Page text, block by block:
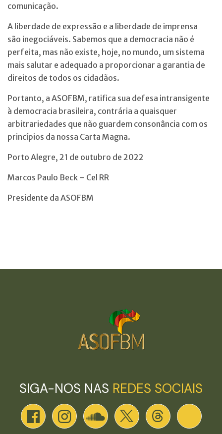
comunicação.
A liberdade de expressão e a liberdade de imprensa
são inegociáveis. Sabemos que a democracia não é
perfeita, mas não existe, hoje, no mundo, um sistema
mais salutar e adequado a proporcionar a garantia de
direitos de todos os cidadãos.
Portanto, a ASOFBM, ratifica sua defesa intransigente
à democracia brasileira, contrária a quaisquer
arbitrariedades que não guardem consonância com os
princípios da nossa Carta Magna.
Porto Alegre, 21 de outubro de 2022
Marcos Paulo Beck – Cel RR
Presidente da ASOFBM
SIGA-NOS NAS REDES SOCIAIS